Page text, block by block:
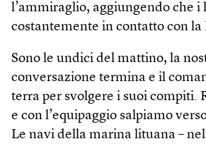
l’ammiraglio, aggiungendo che i
costantemente in contatto con la
Sono le undici del mattino, la
conversazione termina e il
terra per svolgere i suoi compiti.
e con l’equipaggio salpiamo
Le navi della marina lituana –